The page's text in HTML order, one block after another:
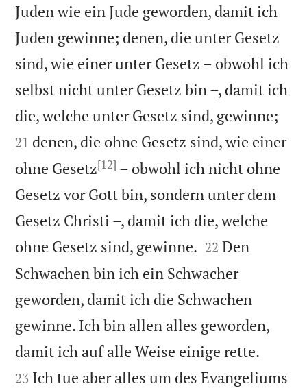
Juden wie ein Jude geworden, damit ich
Juden gewinne; denen, die unter Gesetz
sind, wie einer unter Gesetz – obwohl ich
selbst nicht unter Gesetz bin –, damit ich
die, welche unter Gesetz sind, gewinne;
21 denen, die ohne Gesetz sind, wie einer
ohne Gesetz[12] – obwohl ich nicht ohne
Gesetz vor Gott bin, sondern unter dem
Gesetz Christi –, damit ich die, welche
ohne Gesetz sind, gewinne. 

22 Den
Schwachen bin ich ein Schwacher
geworden, damit ich die Schwachen
gewinne. Ich bin allen alles geworden,
damit ich auf alle Weise einige rette.
23 Ich tue aber alles um des Evangeliums